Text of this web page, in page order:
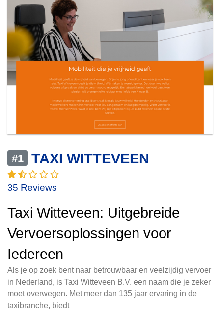
#1 TAXI WITTEVEEN
35 Reviews
Taxi Witteveen: Uitgebreide
Vervoersoplossingen voor
Iedereen
Als je op zoek bent naar betrouwbaar en veelzijdig vervoer
in Nederland, is Taxi Witteveen B.V. een naam die je zeker
moet overwegen. Met meer dan 135 jaar ervaring in de
taxibranche, biedt